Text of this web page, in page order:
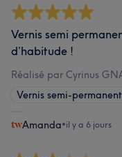
Vernis semi
d’habitude !
Réalisé par Cyrinus
Vernis semi-
Amanda•il y a 6 jours